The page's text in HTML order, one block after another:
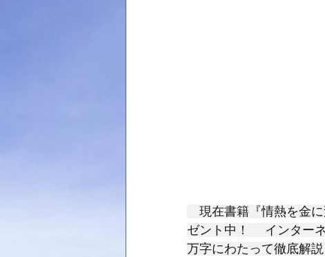
現在書籍『情熱を金に
ゼント中！ 　インター
万字にわたって徹底解説